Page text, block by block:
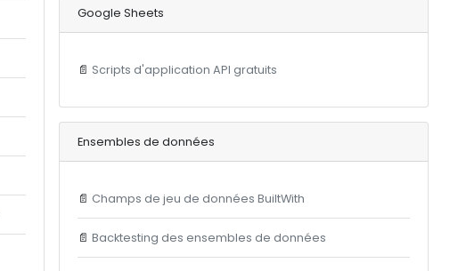
Google Sheets
📄 Scripts d'application API gratuits
Ensembles de données
📄 Champs de jeu de données BuiltWith
📄 Backtesting des ensembles de données